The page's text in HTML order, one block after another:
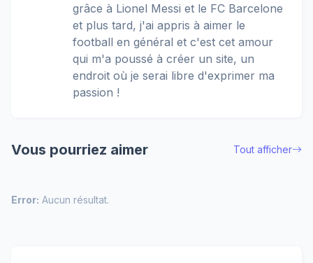
grâce à Lionel Messi et le FC Barcelone
et plus tard, j'ai appris à aimer le
football en général et c'est cet amour
qui m'a poussé à créer un site, un
endroit où je serai libre d'exprimer ma
passion !
Vous pourriez aimer Tout afficher
Error: Aucun résultat.